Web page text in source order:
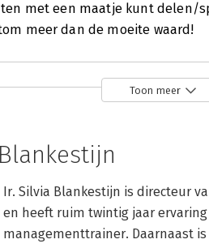
met een maatje kunt delen/
meer dan de moeite waard!
Toon meer
Ir. Silvia Blankestijn is directeur
en heeft ruim twintig jaar
managementtrainer. Daarnaast